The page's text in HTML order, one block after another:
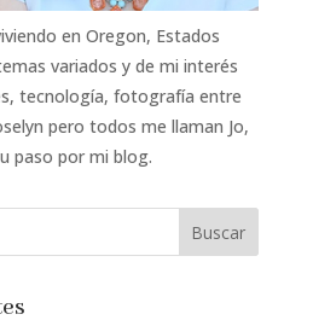
en Oregon, Estados
variados y de mi interés
tecnología, fotografía entre
pero todos me llaman Jo,
paso por mi blog.